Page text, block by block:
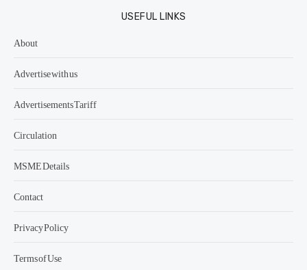
USEFUL LINKS
About
Advertise with us
Advertisements Tariff
Circulation
MSME Details
Contact
Privacy Policy
Terms of Use